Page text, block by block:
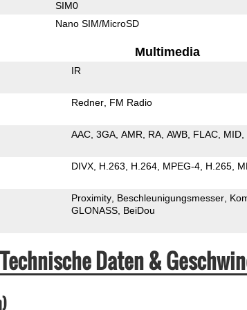
SIM0
Nano SIM/MicroSD
Multimedia
IR
Redner FM Radio
AAC 3GA AMR RA AWB FLAC MID
DIVX H.263 H.264 MPEG-4 H.265
Proximity Beschleunigungsmesser
GLONASS BeiDou
Daten &